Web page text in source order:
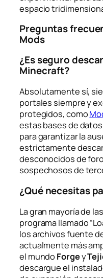
espacio
Preguntas
Mods
¿Es seguro
Minecraft?
Absolutamente sí,
portales siempre y
protegidos, como
estas bases de
para garantizar la
estrictamente
desconocidos de
sospechosos de
¿Qué necesitas
La gran mayoría de
programa llamado
los archivos fuente
actualmente más
el mundo Forgey
descargue el